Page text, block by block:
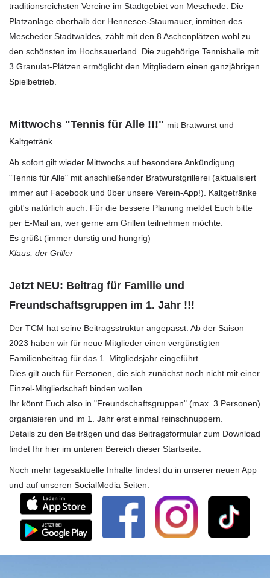
traditionsreichsten Vereine im Stadtgebiet von Meschede. Die
Platzanlage oberhalb der Hennesee-Staumauer, inmitten des
Mescheder Stadtwaldes, zählt mit den 8 Aschenplätzen wohl zu
den schönsten im Hochsauerland. Die zugehörige Tennishalle mit
3 Granulat-Plätzen ermöglicht den Mitgliedern einen ganzjährigen
Spielbetrieb.
Mittwochs "Tennis für Alle !!!" mit Bratwurst und
Kaltgetränk
Ab sofort gilt wieder Mittwochs auf besondere Ankündigung
"Tennis für Alle" mit anschließender Bratwurstgrillerei (aktualisiert
immer auf Facebook und über unsere Verein-App!). Kaltgetränke
gibt's natürlich auch. Für die bessere Planung meldet Euch bitte
per E-Mail an, wer gerne am Grillen teilnehmen möchte.
Es grüßt (immer durstig und hungrig)
Klaus, der Griller
Jetzt NEU: Beitrag für Familie und
Freundschaftsgruppen im 1. Jahr !!!
Der TCM hat seine Beitragsstruktur angepasst. Ab der Saison
2023 haben wir für neue Mitglieder einen vergünstigten
Familienbeitrag für das 1. Mitgliedsjahr eingeführt.
Dies gilt auch für Personen, die sich zunächst noch nicht mit einer
Einzel-Mitgliedschaft binden wollen.
Ihr könnt Euch also in "Freundschaftsgruppen" (max. 3 Personen)
organisieren und im 1. Jahr erst einmal reinschnuppern.
Details zu den Beiträgen und das Beitragsformular zum Download
findet Ihr hier im unteren Bereich dieser Startseite.
Noch mehr tagesaktuelle Inhalte findest du in unserer neuen App
und auf unseren SocialMedia Seiten: